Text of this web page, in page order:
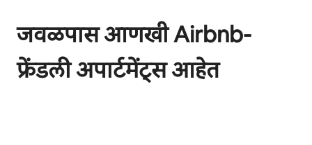
जवळपास आणखी Airbnb-
फ्रेंडली अपार्टमेंट्स आहेत